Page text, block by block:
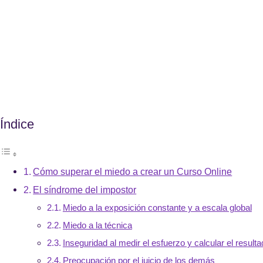
Índice
Cómo superar el miedo a crear un Curso Online
El síndrome del impostor
Miedo a la exposición constante y a escala global
Miedo a la técnica
Inseguridad al medir el esfuerzo y calcular el
Preocupación por el juicio de los demás